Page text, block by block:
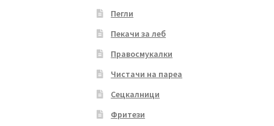
Пегли
Пекачи за леб
Правосмукалки
Чистачи на пареа
Сецкалници
Фритези